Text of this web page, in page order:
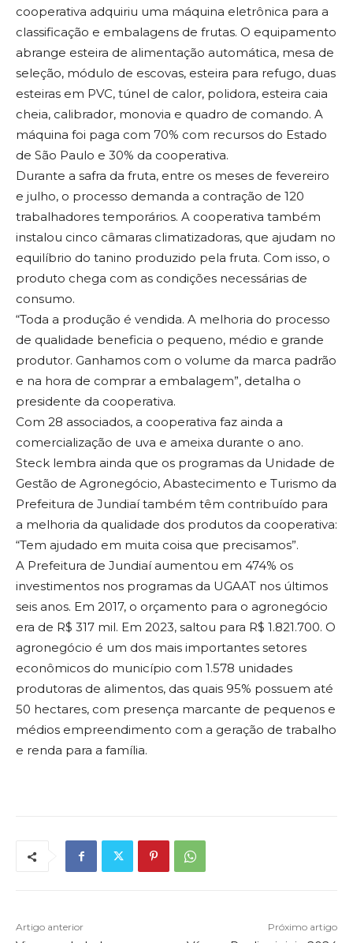
cooperativa adquiriu uma máquina eletrônica para a
classificação e embalagens de frutas. O equipamento
abrange esteira de alimentação automática, mesa de
seleção, módulo de escovas, esteira para refugo, duas
esteiras em PVC, túnel de calor, polidora, esteira caia
cheia, calibrador, monovia e quadro de comando. A
máquina foi paga com 70% com recursos do Estado
de São Paulo e 30% da cooperativa.
Durante a safra da fruta, entre os meses de fevereiro
e julho, o processo demanda a contração de 120
trabalhadores temporários. A cooperativa também
instalou cinco câmaras climatizadoras, que ajudam no
equilíbrio do tanino produzido pela fruta. Com isso, o
produto chega com as condições necessárias de
consumo.
“Toda a produção é vendida. A melhoria do processo
de qualidade beneficia o pequeno, médio e grande
produtor. Ganhamos com o volume da marca padrão
e na hora de comprar a embalagem”, detalha o
presidente da cooperativa.
Com 28 associados, a cooperativa faz ainda a
comercialização de uva e ameixa durante o ano.
Steck lembra ainda que os programas da Unidade de
Gestão de Agronegócio, Abastecimento e Turismo da
Prefeitura de Jundiaí também têm contribuído para
a melhoria da qualidade dos produtos da cooperativa:
“Tem ajudado em muita coisa que precisamos”.
A Prefeitura de Jundiaí aumentou em 474% os
investimentos nos programas da UGAAT nos últimos
seis anos. Em 2017, o orçamento para o agronegócio
era de R$ 317 mil. Em 2023, saltou para R$ 1.821.700. O
agronegócio é um dos mais importantes setores
econômicos do município com 1.578 unidades
produtoras de alimentos, das quais 95% possuem até
50 hectares, com presença marcante de pequenos e
médios empreendimento com a geração de trabalho
e renda para a família.
Artigo anterior Próximo artigo